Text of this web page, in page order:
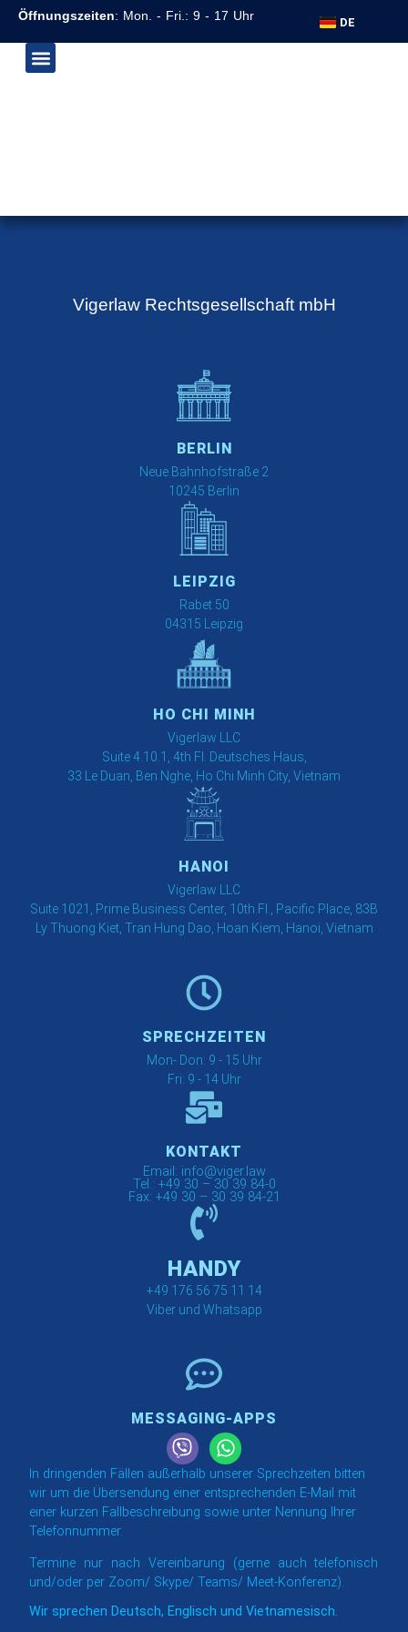
Öffnungszeiten: Mon. - Fri.: 9 - 17 Uhr DE
VI
Vigerlaw Rechtsgesellschaft mbH
BERLIN
Neue Bahnhofstraße 2
10245 Berlin
LEIPZIG
Rabet 50
04315 Leipzig
HO CHI MINH
Vigerlaw LLC
Suite 4.10.1, 4th Fl. Deutsches Haus,
33 Le Duan, Ben Nghe, Ho Chi Minh City, Vietnam
HANOI
Vigerlaw LLC
Suite 1021, Prime Business Center, 10th Fl., Pacific Place, 83B
Ly Thuong Kiet, Tran Hung Dao, Hoan Kiem, Hanoi, Vietnam
SPRECHZEITEN
Mon- Don: 9 - 15 Uhr
Fri: 9 - 14 Uhr
KONTAKT
Email: info@viger.law
Tel.: +49 30 – 30 39 84-0
Fax: +49 30 – 30 39 84-21
HANDY
+49 176 56 75 11 14
Viber und Whatsapp
MESSAGING-APPS
In dringenden Fällen außerhalb unserer Sprechzeiten bitten
wir um die Übersendung einer entsprechenden E-Mail mit
einer kurzen Fallbeschreibung sowie unter Nennung Ihrer
Telefonnummer.
Termine nur nach Vereinbarung (gerne auch telefonisch
und/oder per Zoom/ Skype/ Teams/ Meet-Konferenz).
Wir sprechen Deutsch, Englisch und Vietnamesisch.